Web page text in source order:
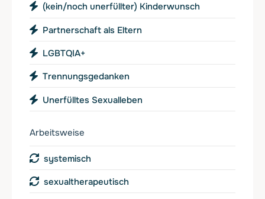
(kein/noch unerfüllter) Kinderwunsch
Partnerschaft als Eltern
LGBTQIA+
Trennungsgedanken
Unerfülltes Sexualleben
Arbeitsweise
systemisch
sexualtherapeutisch